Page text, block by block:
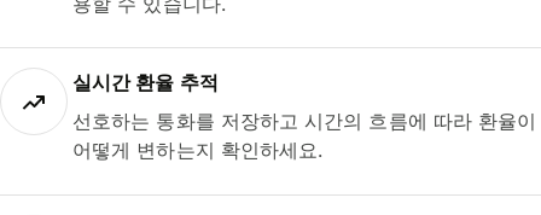
실시간 환율 추적
선호하는 통화를 저장하고 시간의 흐름에 따라 환율이
어떻게 변하는지 확인하세요.